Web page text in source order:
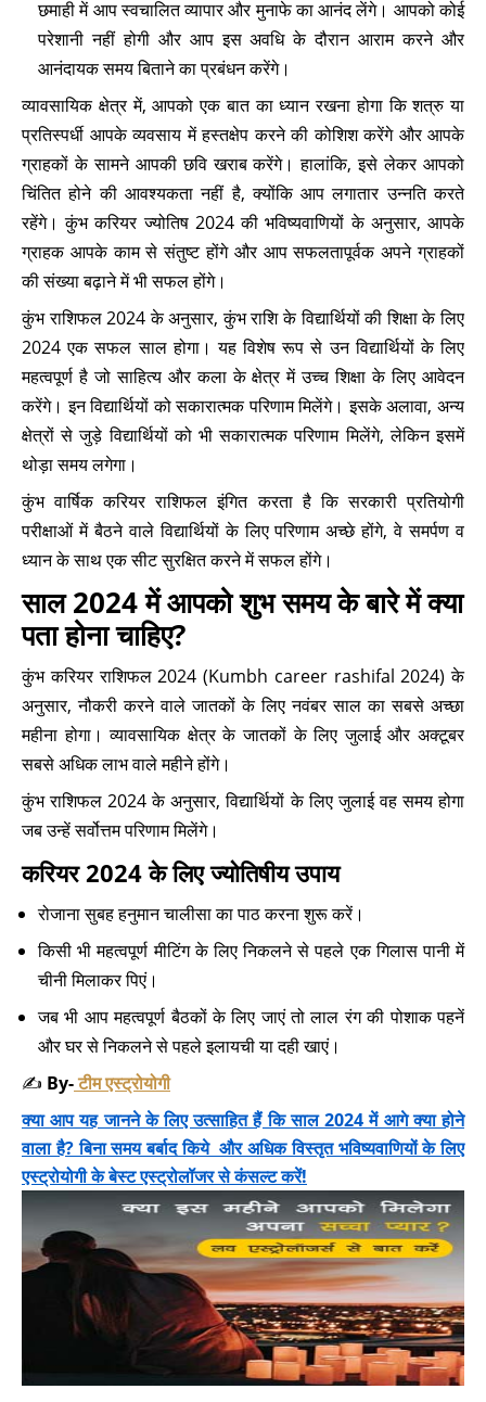
छमाही में आप स्वचालित व्यापार और मुनाफे का आनंद लेंगे। आपको कोई
परेशानी नहीं होगी और आप इस अवधि के दौरान आराम करने और
आनंदायक समय बिताने का प्रबंधन करेंगे।
व्यावसायिक क्षेत्र में, आपको एक बात का ध्यान रखना होगा कि शत्रु या
प्रतिस्पर्धी आपके व्यवसाय में हस्तक्षेप करने की कोशिश करेंगे और आपके
ग्राहकों के सामने आपकी छवि खराब करेंगे। हालांकि, इसे लेकर आपको
चिंतित होने की आवश्यकता नहीं है, क्योंकि आप लगातार उन्नति करते
रहेंगे। कुंभ करियर ज्योतिष 2024 की भविष्यवाणियों के अनुसार, आपके
ग्राहक आपके काम से संतुष्ट होंगे और आप सफलतापूर्वक अपने ग्राहकों
की संख्या बढ़ाने में भी सफल होंगे।
कुंभ राशिफल 2024 के अनुसार, कुंभ राशि के विद्यार्थियों की शिक्षा के लिए
2024 एक सफल साल होगा। यह विशेष रूप से उन विद्यार्थियों के लिए
महत्वपूर्ण है जो साहित्य और कला के क्षेत्र में उच्च शिक्षा के लिए आवेदन
करेंगे। इन विद्यार्थियों को सकारात्मक परिणाम मिलेंगे। इसके अलावा, अन्य
क्षेत्रों से जुड़े विद्यार्थियों को भी सकारात्मक परिणाम मिलेंगे, लेकिन इसमें
थोड़ा समय लगेगा।
कुंभ वार्षिक करियर राशिफल इंगित करता है कि सरकारी प्रतियोगी
परीक्षाओं में बैठने वाले विद्यार्थियों के लिए परिणाम अच्छे होंगे, वे समर्पण व
ध्यान के साथ एक सीट सुरक्षित करने में सफल होंगे।
साल 2024 में आपको शुभ समय के बारे में क्या
पता होना चाहिए?
कुंभ करियर राशिफल 2024 (Kumbh career rashifal 2024) के
अनुसार, नौकरी करने वाले जातकों के लिए नवंबर साल का सबसे अच्छा
महीना होगा। व्यावसायिक क्षेत्र के जातकों के लिए जुलाई और अक्टूबर
सबसे अधिक लाभ वाले महीने होंगे।
कुंभ राशिफल 2024 के अनुसार, विद्यार्थियों के लिए जुलाई वह समय होगा
जब उन्हें सर्वोत्तम परिणाम मिलेंगे।
करियर 2024 के लिए ज्योतिषीय उपाय
रोजाना सुबह हनुमान चालीसा का पाठ करना शुरू करें।
किसी भी महत्वपूर्ण मीटिंग के लिए निकलने से पहले एक गिलास पानी में
चीनी मिलाकर पिएं।
जब भी आप महत्वपूर्ण बैठकों के लिए जाएं तो लाल रंग की पोशाक पहनें
और घर से निकलने से पहले इलायची या दही खाएं।
✍️ By-टीम एस्ट्रोयोगी
क्या आप यह जानने के लिए उत्साहित हैं कि साल 2024 में आगे क्या होने
वाला है? बिना समय बर्बाद किये और अधिक विस्तृत भविष्यवाणियों के लिए
एस्ट्रोयोगी के बेस्ट एस्ट्रोलॉजर से कंसल्ट करें!